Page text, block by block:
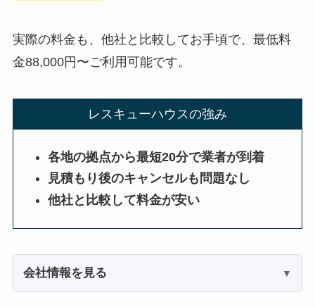
実際の料金も、他社と比較してお手頃で、最低料
金88,000円〜ご利用可能です。
レスキューハウスの強み
各地の拠点から最短20分で業者が到着
見積もり後のキャンセルも問題なし
他社と比較して料金が安い
会社情報を見る